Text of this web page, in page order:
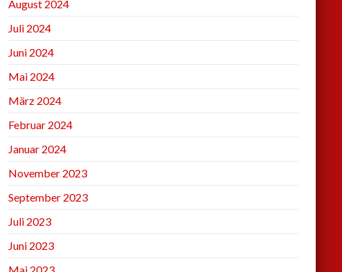
August 2024
Juli 2024
Juni 2024
Mai 2024
März 2024
Februar 2024
Januar 2024
November 2023
September 2023
Juli 2023
Juni 2023